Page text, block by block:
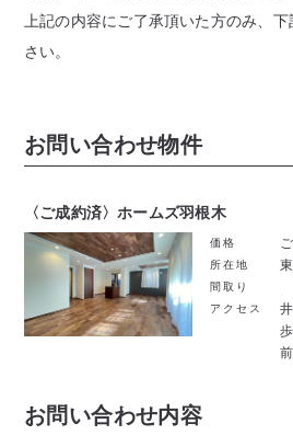
上記の内容にご了承頂いた方のみ、
さい。
お問い合わせ物件
〈ご成約済〉ホームズ羽根木
価格
所在地
間取り
アクセス
お問い合わせ内容